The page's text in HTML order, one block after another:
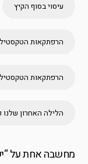
עיסוי בסוף הקיץ
הרפתקאות
הרפתקאות
הלילה האחרון שלנו
מחשבה אחת על “